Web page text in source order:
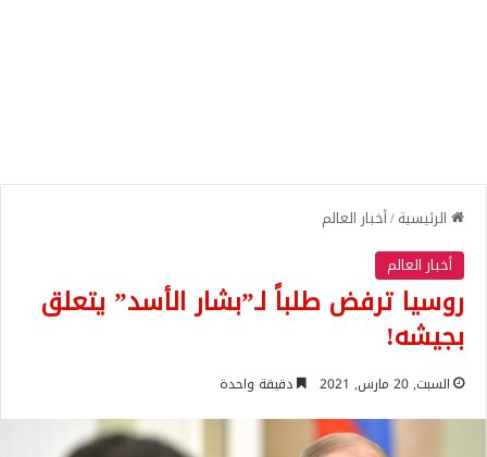
الرئيسية/أخبار العالم
أخبار العالم
روسيا ترفض طلباً لـ”بشار الأسد” يتعلق
بجيشه!
السبت, 20 مارس, 2021 دقيقة واحدة